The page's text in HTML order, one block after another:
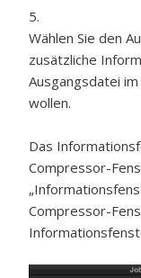
Wählen Sie den
zusätzliche
Ausgangsdatei
wollen.
Das
Compressor-
Compressor-